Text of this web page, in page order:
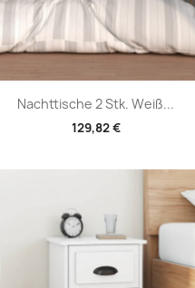
Nachttische 2 Stk. Weiß...
129,82 €
Vorschau